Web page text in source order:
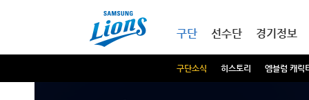
구단
구단소식 히스토리 엠블럼 캐릭
선수단 경기정보